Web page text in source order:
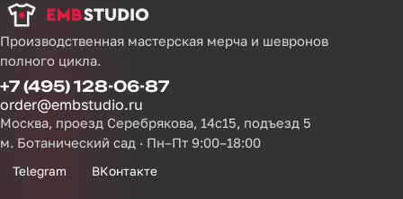
Производственная мастерская мерча и шевронов
полного цикла.
+7 (495) 128-06-87
order@embstudio.ru
Москва, проезд Серебрякова, 14с15, подъезд 5
м. Ботанический сад · Пн–Пт 9:00–18:00
Telegram ВКонтакте